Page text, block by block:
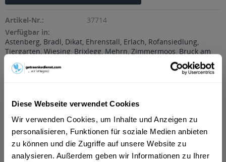
Diese Webseite verwendet Cookies
Wir verwenden Cookies, um Inhalte und Anzeigen zu
personalisieren, Funktionen für soziale Medien anbieten
zu können und die Zugriffe auf unsere Website zu
analysieren. Außerdem geben wir Informationen zu Ihrer
Artikel-Nr.:
37714
Verfügbar in:
Astenberg, Bradl, Dikat, Ehrenstall, Erlach, Rofansiedlung,
Tiergarten, Wiesing, Brixlegg, Mehrn, Zimmermoos, Bruck am
Ziller, Bruckerberg, Imming, Reith im Alpbachtal
Buch , Fiecht,
Vomp, Vomperbach, Vomperberg
Fischl, Jenbach, Strass im
Kolsass
Kolsassberg Mariatal, Voldöpp
Schlagturn, Stans, Schlitters,Schlitters, Strass im Zillertal
Schwaz,Wattens, Weer
Beschreibung
mehr